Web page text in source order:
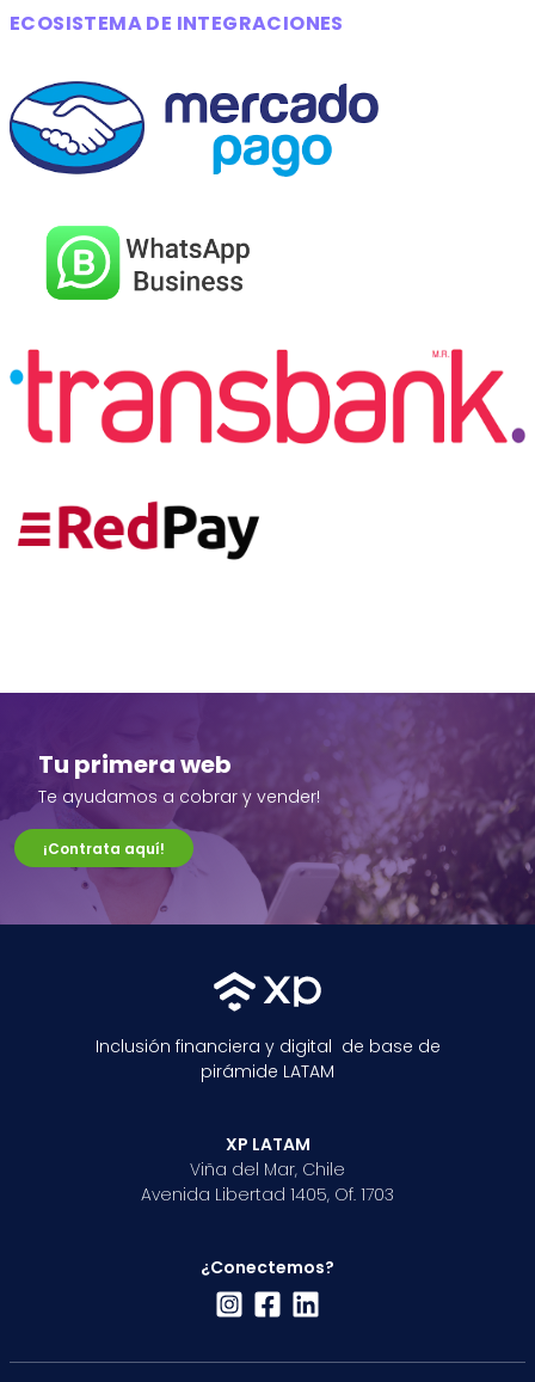
ECOSISTEMA DE INTEGRACIONES
Tu primera web
Te ayudamos a cobrar y vender!
¡Contrata aquí!
Inclusión financiera y digital de base de
pirámide LATAM
XP LATAM
Viña del Mar, Chile
Avenida Libertad 1405, Of. 1703
¿Conectemos?